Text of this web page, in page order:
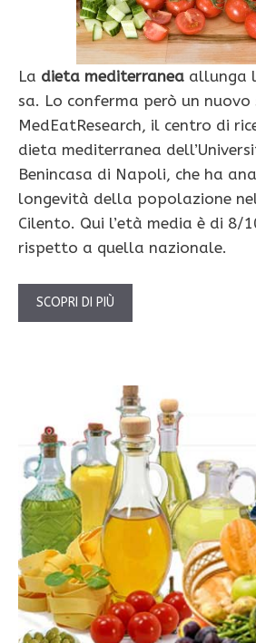
La dieta mediterranea allunga
sa. Lo conferma però un
MedEatResearch, il centro di
dieta mediterranea
Benincasa di Napoli, che ha
longevità della popolazione
Cilento. Qui l’età media è di 8/
rispetto a quella nazionale.
SCOPRI DI PIÙ